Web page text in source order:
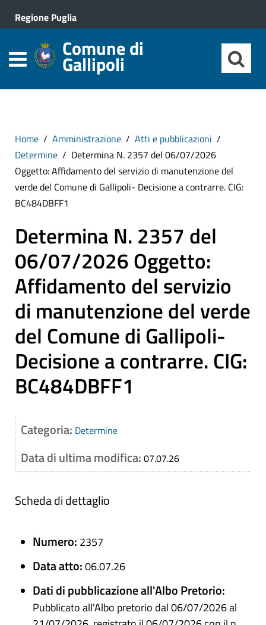
Regione Puglia
Comune di
Gallipoli
Home Amministrazione
Atti e pubblicazioni
Determine
Determina N. 2357 del 06/07/2026
Oggetto: Affidamento del servizio di manutenzione del
verde del Comune di Gallipoli- Decisione a contrarre. CIG:
BC484DBFF1
Determina N. 2357 del
06/07/2026 Oggetto:
Affidamento del servizio
di manutenzione del verde
del Comune di Gallipoli-
Decisione a contrarre. CIG:
BC484DBFF1
Categoria: Determine
Data di ultima modifica: 07.07.26
Scheda di dettaglio
Numero: 2357
Data atto:06.07.26
Dati di pubblicazione all'Albo Pretorio:
Pubblicato all'Albo pretorio dal 06/07/2026 al